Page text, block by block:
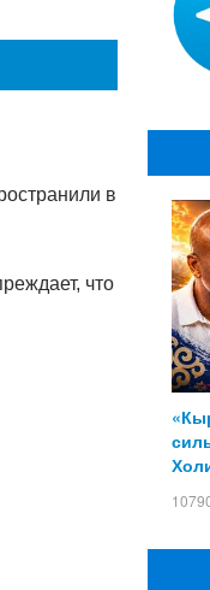
в
что